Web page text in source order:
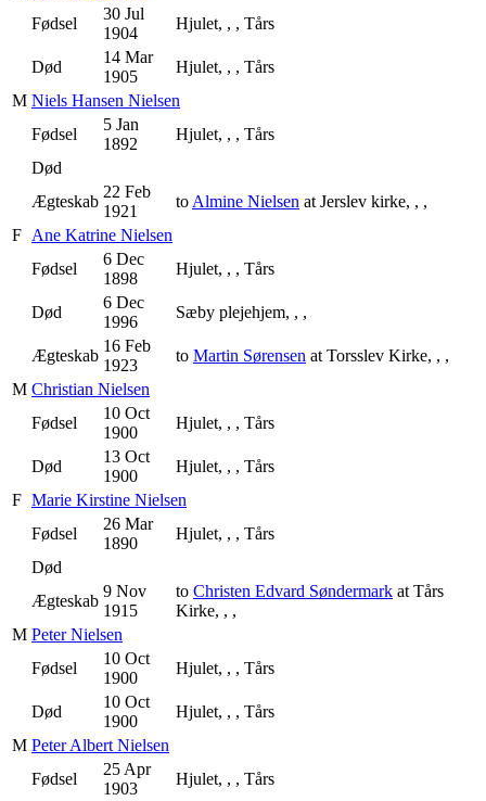
Fødsel
30 Jul
1904
Hjulet, , , Tårs
Død
14 Mar
1905
Hjulet, , , Tårs
M Niels Hansen Nielsen
Fødsel
5 Jan
1892
Hjulet, , , Tårs
Død
Ægteskab
22 Feb
1921
to Almine Nielsen at Jerslev kirke, , ,
F Ane Katrine Nielsen
Fødsel
6 Dec
1898
Hjulet, , , Tårs
Død
6 Dec
1996
Sæby plejehjem, , ,
Ægteskab
16 Feb
1923
to Martin Sørensen at Torsslev Kirke, , ,
M Christian Nielsen
Fødsel
10 Oct
1900
Hjulet, , , Tårs
Død
13 Oct
1900
Hjulet, , , Tårs
F Marie Kirstine Nielsen
Fødsel
26 Mar
1890
Hjulet, , , Tårs
Død
Ægteskab
9 Nov
1915
to Christen Edvard Søndermark at Tårs
Kirke, , ,
M Peter Nielsen
Fødsel
10 Oct
1900
Hjulet, , , Tårs
Død
10 Oct
1900
Hjulet, , , Tårs
M Peter Albert Nielsen
Fødsel
25 Apr
1903
Hjulet, , , Tårs